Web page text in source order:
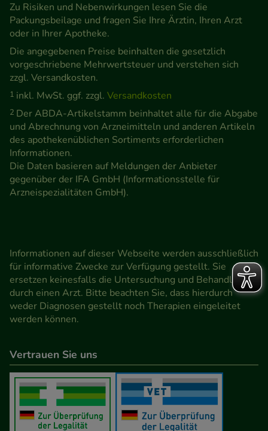
Statistik & Tracking:Hierüber lassen sich
Informationen über die Art und Weise der Nutzung
unserer Website sammeln, mit deren Hilfe wir
unsere Website weiter für Sie optimieren können,
den Inhalt auf unserer Website aber auch die
Werbung auf Drittseiten möglichst relevant für Sie
zu gestalten. Bitte beachten Sie, dass Daten hierfür
teilweise an Dritte wie z.B. Google oder soziale
Medien übertragen werden.
Zu Risiken und Nebenwirkungen lesen Sie die
Packungsbeilage und fragen Sie Ihre Ärztin, Ihren Arzt
oder in Ihrer Apotheke.
Die angegebenen Preise beinhalten die gesetzlich
vorgeschriebene Mehrwertsteuer und verstehen sich
zzgl. Versandkosten.
1 inkl. MwSt. ggf. zzgl. Versandkosten
2 Der ABDA-Artikelstamm beinhaltet alle für die Abgabe
und Abrechnung von Arzneimitteln und anderen Artikeln
des apothekenüblichen Sortiments erforderlichen
Informationen.
Die Daten basieren auf Meldungen der Anbieter
gegenüber der IFA GmbH (Informationsstelle für
Arzneispezialitäten GmbH).
Informationen auf dieser Webseite werden ausschließlich
für informative Zwecke zur Verfügung gestellt. Sie
ersetzen keinesfalls die Untersuchung und Behandlung
durch einen Arzt. Bitte beachten Sie, dass hierdurch
weder Diagnosen gestellt noch Therapien eingeleitet
werden können.
Vertrauen Sie uns